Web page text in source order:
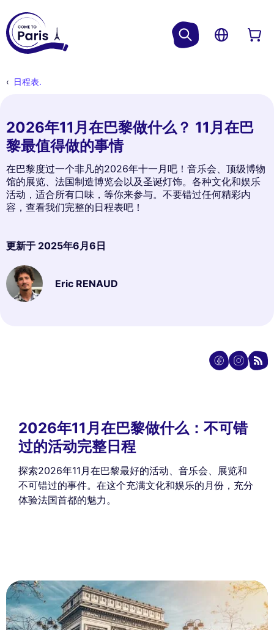
日程表.
2026年11月在巴黎做什么？ 11月在巴
黎最值得做的事情
在巴黎度过一个非凡的2026年十一月吧！音乐会、顶级博物
馆的展览、法国制造博览会以及圣诞灯饰。各种文化和娱乐
活动，适合所有口味，等你来参与。不要错过任何精彩内
容，查看我们完整的日程表吧！
更新于 2025年6月6日
Eric RENAUD
2026年11月在巴黎做什么：不可错
过的活动完整日程
探索2026年11月在巴黎最好的活动、音乐会、展览和
不可错过的事件。在这个充满文化和娱乐的月份，充分
体验法国首都的魅力。